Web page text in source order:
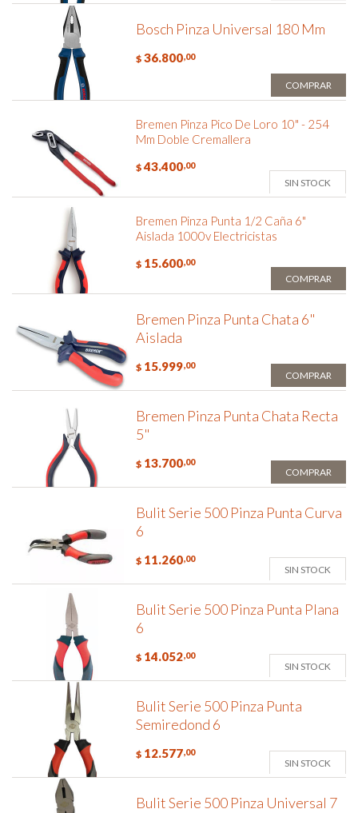
Bosch Pinza Universal 180 Mm
$ 36.800,00
COMPRAR
Bremen Pinza Pico De Loro 10" - 254
Mm Doble Cremallera
$ 43.400,00
SIN STOCK
Bremen Pinza Punta 1/2 Caña 6"
Aislada 1000v Electricistas
$ 15.600,00
COMPRAR
Bremen Pinza Punta Chata 6"
Aislada
$ 15.999,00
COMPRAR
Bremen Pinza Punta Chata Recta
5"
$ 13.700,00
COMPRAR
Bulit Serie 500 Pinza Punta Curva
6
$ 11.260,00
SIN STOCK
Bulit Serie 500 Pinza Punta Plana
6
$ 14.052,00
SIN STOCK
Bulit Serie 500 Pinza Punta
Semiredond 6
$ 12.577,00
SIN STOCK
Bulit Serie 500 Pinza Universal 7